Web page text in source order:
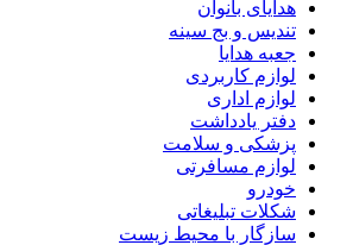
هدایای بانوان
تندیس و بج سینه
جعبه هدایا
لوازم کاربردی
لوازم اداری
دفتر یادداشت
پزشکی و سلامت
لوازم مسافرتی
خودرو
شکلات تبلیغاتی
سازگار با محیط زیست